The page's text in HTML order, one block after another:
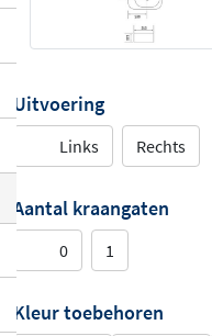
Uitvoering
Links Rechts
Aantal kraangaten
0 1
Kleur toebehoren